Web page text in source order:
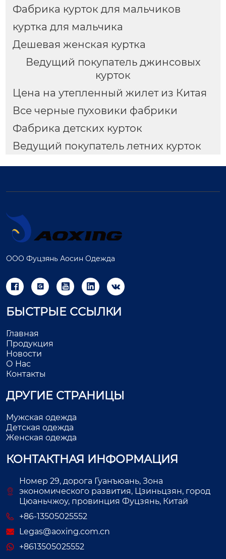
Фабрика курток для мальчиков
куртка для мальчика
Дешевая женская куртка
Ведущий покупатель джинсовых
курток
Цена на утепленный жилет из Китая
Все черные пуховики фабрики
Фабрика детских курток
Ведущий покупатель летних курток
ООО Фуцзянь Аосин Одежда
    
БЫСТРЫЕ ССЫЛКИ
Главная
Продукция
Новости
О Нас
Контакты
ДРУГИЕ СТРАНИЦЫ
Мужская одежда
Детская одежда
Женская одежда
КОНТАКТНАЯ ИНФОРМАЦИЯ
Номер 29, дорога Гуанъюань, Зона
экономического развития, Цзиньцзян, город
Цюаньчжоу, провинция Фуцзянь, Китай
+86-13505025552
Legas@aoxing.com.cn
+8613505025552